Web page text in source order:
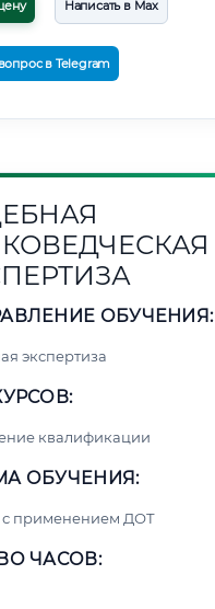
Написать в Max
в Telegram
ОБУЧЕНИЯ:
экспертиза
квалификации
ОБУЧЕНИЯ:
с применением ДОТ
ЧАСОВ: